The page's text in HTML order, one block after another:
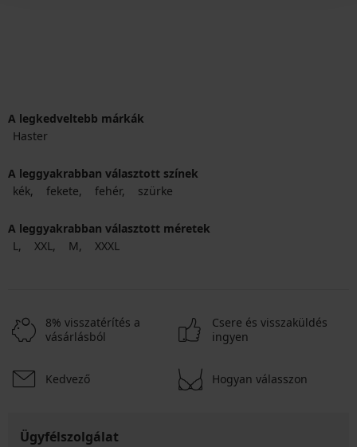
A legkedveltebb márkák
Haster
A leggyakrabban választott színek
kék
fekete fehér szürke
A leggyakrabban választott méretek
L
XXL M XXXL
8% visszatérítés a
vásárlásból
Csere és visszaküldés
ingyen
Kedvező Hogyan válasszon
Ügyfélszolgálat